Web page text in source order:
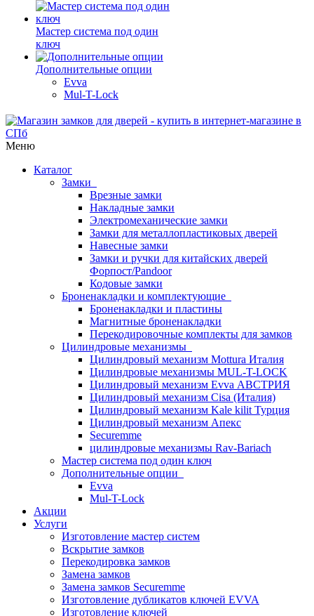
Мастер система под один
ключ
Дополнительные опции
Evva
Mul-T-Lock
Меню
Каталог
Замки
Врезные замки
Накладные замки
Электромеханические замки
Замки для металлопластиковых дверей
Навесные замки
Замки и ручки для китайских дверей
Форпост/Раndoor
Кодовые замки
Броненакладки и комплектующие
Броненакладки и пластины
Магнитные броненакладки
Перекодировочные комплекты для замков
Цилиндровые механизмы
Цилиндровый механизм Mottura Италия
Цилиндровые механизмы MUL-T-LOCK
Цилиндровый механизм Evva АВСТРИЯ
Цилиндровый механизм Cisa (Италия)
Цилиндровый механизм Kale kilit Турция
Цилиндровый механизм Апекс
Securemme
цилиндровые механизмы Rav-Bariach
Мастер система под один ключ
Дополнительные опции
Evva
Mul-T-Lock
Акции
Услуги
Изготовление мастер систем
Вскрытие замков
Перекодировка замков
Замена замков
Замена замков Securemme
Изготовление дубликатов ключей EVVA
Изготовление ключей